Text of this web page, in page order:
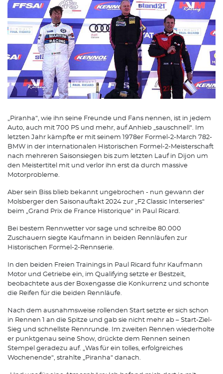
„Piranha“, wie ihn seine Freunde und Fans nennen, ist in jedem
Auto, auch mit 700 PS und mehr, auf Anhieb „sauschnell“. Im
letzten Jahr kämpfte er mit seinem 1978er Formel-2-March 782-
BMW in der internationalen Historischen Formel-2-Meisterschaft
nach mehreren Saisonsiegen bis zum letzten Lauf in Dijon um
den Meistertitel mit und verlor ihn erst da durch massive
Motorprobleme.
Aber sein Biss blieb bekannt ungebrochen - nun gewann der
Molsberger den Saisonauftakt 2024 zur „F2 Classic Interseries“
beim „Grand Prix de France Historique“ in Paul Ricard.
Bei bestem Rennwetter vor sage und schreibe 80.000
Zuschauern siegte Kaufmann in beiden Rennläufen zur
Historischen Formel-2-Rennserie.
In den beiden Freien Trainings in Paul Ricard fuhr Kaufmann
Motor und Getriebe ein, im Qualifying setzte er Bestzeit,
beobachtete aus der Boxengasse die Konkurrenz und schonte
die Reifen für die beiden Rennläufe.
Nach dem ausnahmsweise rollenden Start setzte er sich schon
in Rennen 1 an die Spitze und gab sie nicht mehr ab – Start-Ziel-
Sieg und schnellste Rennrunde. Im zweiten Rennen wiederholte
er punktgenau seine Show, drückte dem Rennen seinen
Stempel geradezu auf. „Was für ein tolles, erfolgreiches
Wochenende“, strahlte „Piranha“ danach.